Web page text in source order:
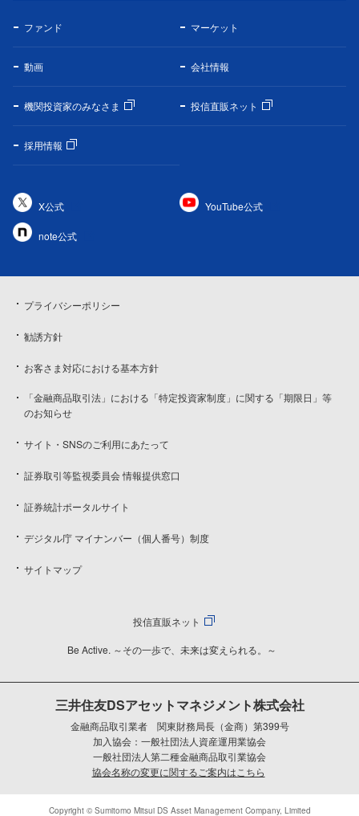
ファンド マーケット
動画 会社情報
機関投資家のみなさま 投信直販ネット
採用情報
X公式 YouTube公式
note公式
プライバシーポリシー
勧誘方針
お客さま対応における基本方針
「金融商品取引法」における「特定投資家制度」に関する「期限日」等
のお知らせ
サイト・SNSのご利用にあたって
証券取引等監視委員会 情報提供窓口
証券統計ポータルサイト
デジタル庁 マイナンバー（個人番号）制度
サイトマップ
投信直販ネット
Be Active. ～その一歩で、未来は変えられる。～
三井住友DSアセットマネジメント株式会社
金融商品取引業者 関東財務局長（金商）第399号
加入協会：一般社団法人資産運用業協会
一般社団法人第二種金融商品取引業協会
協会名称の変更に関するご案内はこちら
Copyright © Sumitomo Mitsui DS Asset Management Company, Limited